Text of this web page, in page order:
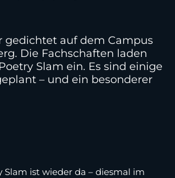
gedichtet auf dem Campus
Die Fachschaften laden
Slam ein. Es sind einige
– und ein besonderer
Slam ist wieder da – diesmal im